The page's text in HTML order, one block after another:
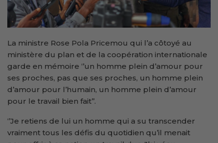
La ministre Rose Pola Pricemou qui l’a côtoyé au
ministère du plan et de la coopération internationale
garde en mémoire ‘’un homme plein d’amour pour
ses proches, pas que ses proches, un homme plein
d’amour pour l’humain, un homme plein d’amour
pour le travail bien fait’’.
‘’Je retiens de lui un homme qui a su transcender
vraiment tous les défis du quotidien qu’il menait